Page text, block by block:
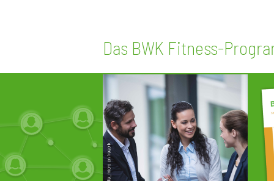
Das BWK Fitness-